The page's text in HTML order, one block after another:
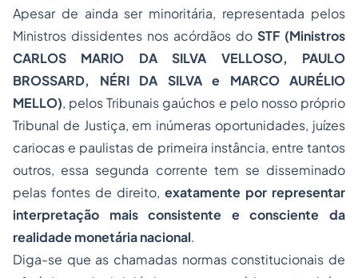
Apesar de ainda ser minoritária, representada pelos
Ministros dissidentes nos acórdãos do STF (Ministros
CARLOS MARIO DA SILVA VELLOSO, PAULO
BROSSARD, NÉRI DA SILVA e MARCO AURÉLIO
MELLO), pelos Tribunais gaúchos e pelo nosso próprio
Tribunal de Justiça, em inúmeras oportunidades, juízes
cariocas e paulistas de primeira instância, entre tantos
outros, essa segunda corrente tem se disseminado
pelas fontes de direito, exatamente por representar
interpretação mais consistente e consciente da
realidade monetária nacional.
Diga-se que as chamadas normas constitucionais de